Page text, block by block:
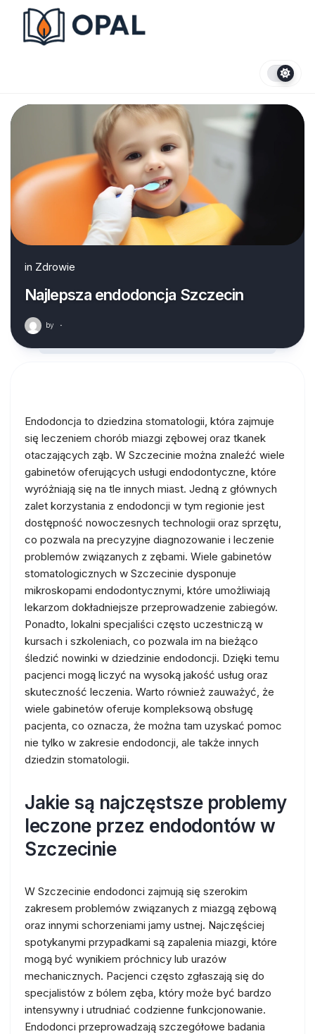
content
in Zdrowie
Najlepsza endodoncja Szczecin
by ·
Endodoncja to dziedzina stomatologii, która zajmuje
się leczeniem chorób miazgi zębowej oraz tkanek
otaczających ząb. W Szczecinie można znaleźć wiele
gabinetów oferujących usługi endodontyczne, które
wyróżniają się na tle innych miast. Jedną z głównych
zalet korzystania z endodoncji w tym regionie jest
dostępność nowoczesnych technologii oraz sprzętu,
co pozwala na precyzyjne diagnozowanie i leczenie
problemów związanych z zębami. Wiele gabinetów
stomatologicznych w Szczecinie dysponuje
mikroskopami endodontycznymi, które umożliwiają
lekarzom dokładniejsze przeprowadzenie zabiegów.
Ponadto, lokalni specjaliści często uczestniczą w
kursach i szkoleniach, co pozwala im na bieżąco
śledzić nowinki w dziedzinie endodoncji. Dzięki temu
pacjenci mogą liczyć na wysoką jakość usług oraz
skuteczność leczenia. Warto również zauważyć, że
wiele gabinetów oferuje kompleksową obsługę
pacjenta, co oznacza, że można tam uzyskać pomoc
nie tylko w zakresie endodoncji, ale także innych
dziedzin stomatologii.
Jakie są najczęstsze problemy
leczone przez endodontów w
Szczecinie
W Szczecinie endodonci zajmują się szerokim
zakresem problemów związanych z miazgą zębową
oraz innymi schorzeniami jamy ustnej. Najczęściej
spotykanymi przypadkami są zapalenia miazgi, które
mogą być wynikiem próchnicy lub urazów
mechanicznych. Pacjenci często zgłaszają się do
specjalistów z bólem zęba, który może być bardzo
intensywny i utrudniać codzienne funkcjonowanie.
Endodonci przeprowadzają szczegółowe badania